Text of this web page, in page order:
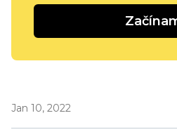
Jan 10, 2022